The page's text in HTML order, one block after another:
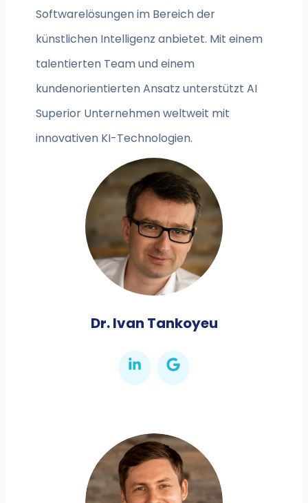
Softwarelösungen im Bereich der
künstlichen Intelligenz anbietet. Mit einem
talentierten Team und einem
kundenorientierten Ansatz unterstützt AI
Superior Unternehmen weltweit mit
innovativen KI-Technologien.
Dr. Ivan Tankoyeu